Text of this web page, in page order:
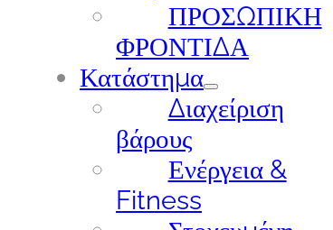
ΠΡΟΣΩΠΙΚΗ
ΦΡΟΝΤΙΔΑ
Κατάστημα
Διαχείριση
βάρους
Ενέργεια &
Fitness